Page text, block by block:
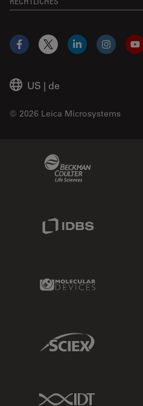
US | de
© 2026 Leica Microsystems
Facebook
X LinkedIn
Molecular
Sciex Link
IDT Link